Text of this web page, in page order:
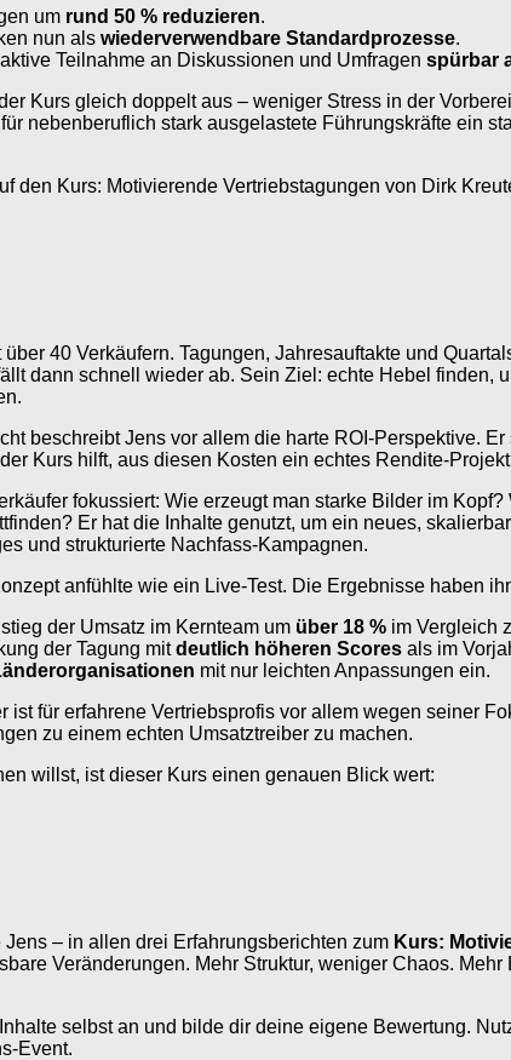
um rund 50 % reduzieren.
nun als wiederverwendbare Standardprozesse.
Teilnahme an Diskussionen und Umfragen spürbar
Kurs gleich doppelt aus – weniger Stress in der
nebenberuflich stark ausgelastete Führungskräfte ein
den Kurs: Motivierende Vertriebstagungen von Dirk
40 Verkäufern. Tagungen, Jahresauftakte und
dann schnell wieder ab. Sein Ziel: echte Hebel finden,
beschreibt Jens vor allem die harte ROI-Perspektive.
Kurs hilft, aus diesen Kosten ein echtes Rendite-
fokussiert: Wie erzeugt man starke Bilder im Kopf?
Er hat die Inhalte genutzt, um ein neues,
und strukturierte Nachfass-Kampagnen.
anfühlte wie ein Live-Test. Die Ergebnisse haben
der Umsatz im Kernteam um über 18 % im Vergleich
der Tagung mitdeutlich höheren Scores als im
mit nur leichten Anpassungen ein.
für erfahrene Vertriebsprofis vor allem wegen seiner
zu einem echten Umsatztreiber zu machen.
willst, ist dieser Kurs einen genauen Blick wert:
– in allen drei Erfahrungsberichten zum Kurs:
Veränderungen. Mehr Struktur, weniger Chaos.
selbst an und bilde dir deine eigene Bewertung.
Event.